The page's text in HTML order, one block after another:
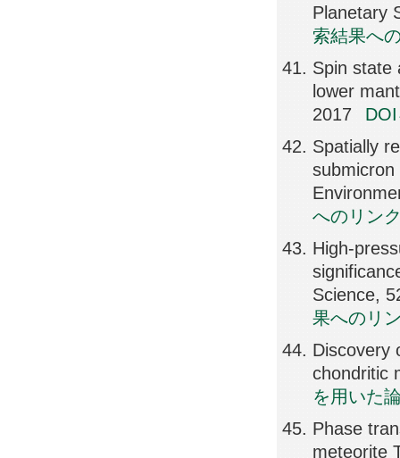
Planetary
索結果へ
Spin state
lower
2017
Spatially
submicron
へのリン
High-
Science,
果へのリ
Discovery
chondritic
を用いた
Phase
meteorite